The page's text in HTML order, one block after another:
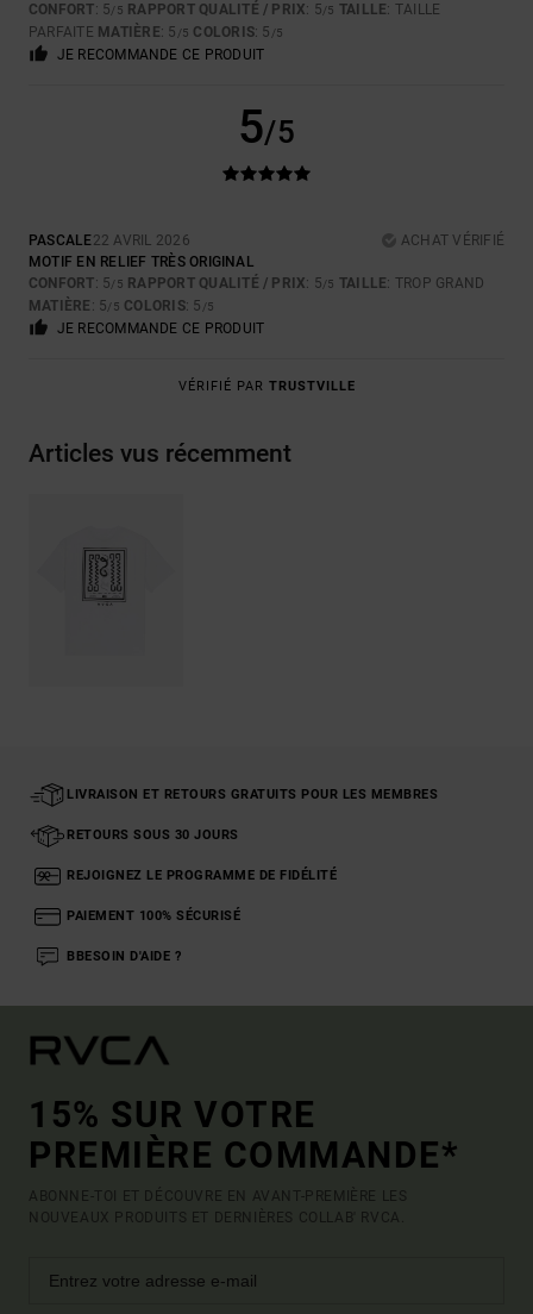
CONFORT: 5/5 RAPPORT QUALITÉ / PRIX: 5/5 TAILLE: TAILLE
PARFAITE MATIÈRE: 5 /5 COLORIS: 5 /5
JE RECOMMANDE CE PRODUIT
5/5
PASCALE22 AVRIL 2026
ACHAT VÉRIFIÉ
MOTIF EN RELIEF TRÈS ORIGINAL
CONFORT: 5/5 RAPPORT QUALITÉ / PRIX: 5/5 TAILLE: TROP GRAND
MATIÈRE : 5/5 COLORIS: 5 /5
JE RECOMMANDE CE PRODUIT
VÉRIFIÉ PAR TRUSTVILLE
Articles vus récemment
LIVRAISON ET RETOURS GRATUITS POUR LES MEMBRES
RETOURS SOUS 30 JOURS
REJOIGNEZ LE PROGRAMME DE FIDÉLITÉ
PAIEMENT 100% SÉCURISÉ
BBESOIN D'AIDE ?
15% SUR VOTRE
PREMIÈRE COMMANDE*
ABONNE-TOI ET DÉCOUVRE EN AVANT-PREMIÈRE LES
NOUVEAUX PRODUITS ET DERNIÈRES COLLAB' RVCA.